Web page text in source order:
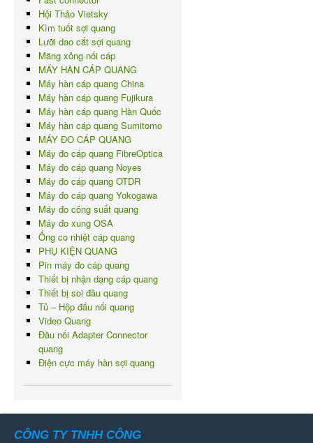
Hội Thảo Vietsky
Kìm tuốt sợi quang
Lưỡi dao cắt sợi quang
Măng xông nối cáp
MÁY HÀN CÁP QUANG
Máy hàn cáp quang China
Máy hàn cáp quang Fujikura
Máy hàn cáp quang Hàn Quốc
Máy hàn cáp quang Sumitomo
MÁY ĐO CÁP QUANG
Máy đo cáp quang FibreOptica
Máy đo cáp quang Noyes
Máy đo cáp quang OTDR
Máy đo cáp quang Yokogawa
Máy đo công suất quang
Máy đo xung OSA
Ống co nhiệt cáp quang
PHỤ KIỆN QUANG
Pin máy đo cáp quang
Thiết bị nhận dạng cáp quang
Thiết bị soi đầu quang
Tủ – Hộp đấu nối quang
Video Quang
Đầu nối Adapter Connector
quang
Điện cực máy hàn sợi quang
CÔNG TY TNHH CÔNG